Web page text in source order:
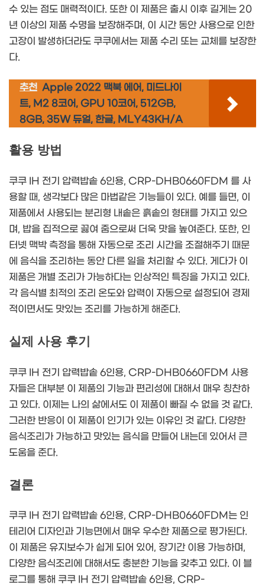
수 있는 점도 매력적이다. 또한 이 제품은 출시 이후 길게는 20
년 이상의 제품 수명을 보장해주며, 이 시간 동안 사용으로 인한
고장이 발생하더라도 쿠쿠에서는 제품 수리 또는 교체를 보장한
다.
추천 Apple 2022 맥북 에어, 미드나이
트, M2 8코어, GPU 10코어, 512GB,
8GB, 35W 듀얼, 한글, MLY43KH/A
활용 방법
쿠쿠 IH 전기 압력밥솥 6인용, CRP-DHB0660FDM 를 사
용할 때, 생각보다 많은 마법같은 기능들이 있다. 예를 들면, 이
제품에서 사용되는 분리형 내솥은 흙솥의 형태를 가지고 있으
며, 밥을 집적으로 끓여 줌으로써 더욱 맛을 높여준다. 또한, 인
터넷 맥박 측정을 통해 자동으로 조리 시간을 조절해주기 때문
에 음식을 조리하는 동안 다른 일을 처리할 수 있다. 게다가 이
제품은 개별 조리가 가능하다는 인상적인 특징을 가지고 있다.
각 음식별 최적의 조리 온도와 압력이 자동으로 설정되어 경제
적이면서도 맛있는 조리를 가능하게 해준다.
실제 사용 후기
쿠쿠 IH 전기 압력밥솥 6인용, CRP-DHB0660FDM 사용
자들은 대부분 이 제품의 기능과 편리성에 대해서 매우 칭찬하
고 있다. 이제는 나의 삶에서도 이 제품이 빠질 수 없을 것 같다.
그러한 반응이 이 제품이 인기가 있는 이유인 것 같다. 다양한
음식조리가 가능하고 맛있는 음식을 만들어 내는데 있어서 큰
도움을 준다.
결론
쿠쿠 IH 전기 압력밥솥 6인용, CRP-DHB0660FDM는 인
테리어 디자인과 기능면에서 매우 우수한 제품으로 평가된다.
이 제품은 유지보수가 쉽게 되어 있어, 장기간 이용 가능하며,
다양한 음식조리에 대해서도 충분한 기능을 갖추고 있다. 이 블
로그를 통해 쿠쿠 IH 전기 압력밥솥 6인용, CRP-